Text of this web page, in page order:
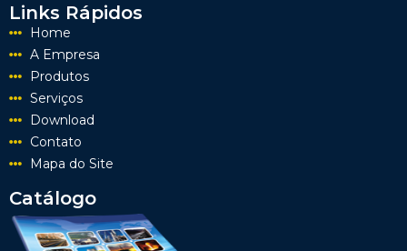
Links Rápidos
Home
A Empresa
Produtos
Serviços
Download
Contato
Mapa do Site
Catálogo